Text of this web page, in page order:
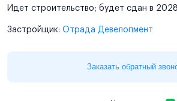
Идет строительство; будет сдан в 2028
Застройщик: Отрада Девелопмент
Заказать обратный